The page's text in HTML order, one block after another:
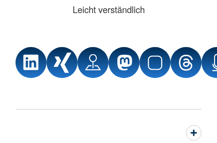
Leicht verständlich